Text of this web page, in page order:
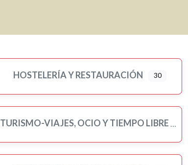
HOSTELERÍA Y RESTAURACIÓN 30
TURISMO-VIAJES, OCIO Y TIEMPO LIBRE